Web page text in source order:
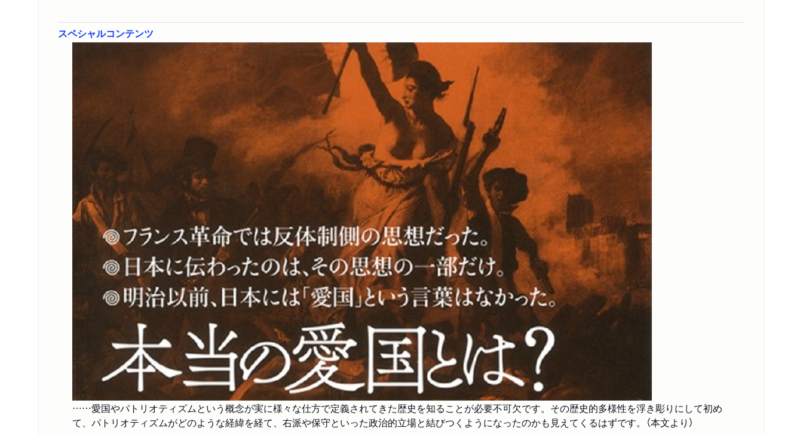
スペシャルコンテンツ
……愛国やパトリオティズムという概念が実に様々な仕方で定義されてきた歴史を知ることが必要不可欠です。その歴史的多様性を浮き彫りにして初め
て、パトリオティズムがどのような経緯を経て、右派や保守といった政治的立場と結びつくようになったのかも見えてくるはずです。（本文より）